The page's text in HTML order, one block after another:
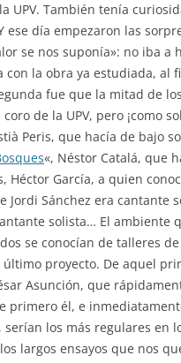
UPV. También tenía
ese día empezaron las
se nos suponía»: no iba a
con la obra ya estudiada,
fue que la mitad de
de la UPV, pero ¡como
Peris, que hacía de bajo
«, Néstor Catalá, que
Héctor García, a quien
Jordi Sánchez era cantante
solista… El ambiente
se conocían de talleres
último proyecto. De aquel
Asunción, que
primero él, e
serían los más regulares
largos ensayos que nos